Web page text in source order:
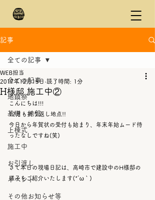
記事
全ての記事
地鎮祭
基礎・地盤
上棟式
施工中
お引渡し
イベント
その他お知らせ等
全ての記事
H様邸 施工中②
WEB担当
2017年12月15日 読了時間: 1分
こんにちは!!!
12月も折り返し地点!!
今日から年賀状の受付も始まり、年末年始ムード待
ったなしですね(笑)
さて本日の現場日記は、高崎市で建設中のH様邸の
様子をご紹介いたします(*´ω｀)